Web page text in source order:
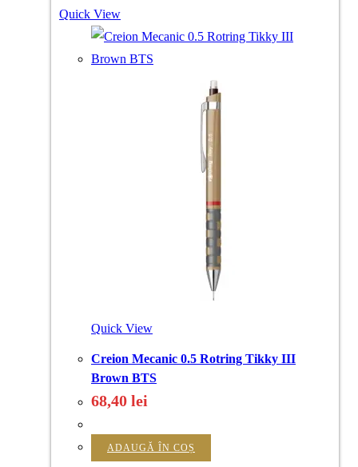
Quick View
Quick View
Creion Mecanic 0.5 Rotring Tikky III
Brown BTS
68,40 lei
ADAUGĂ ÎN COȘ